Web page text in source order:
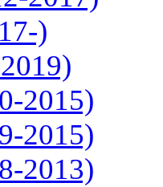
)
2015)
2015)
2013)